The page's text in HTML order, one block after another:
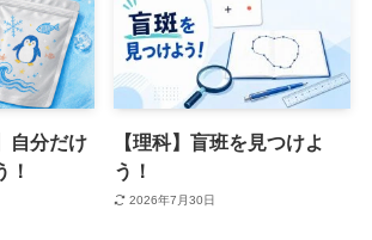
自分だけ
！
【理科】盲班を見つけよ
う！
2026年7月30日